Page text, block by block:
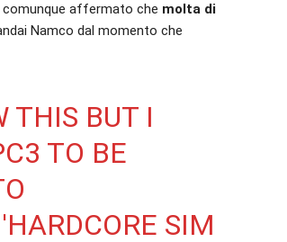
comunque affermato che molta di
Namco dal momento che
THIS BUT I
TO BE
SIM